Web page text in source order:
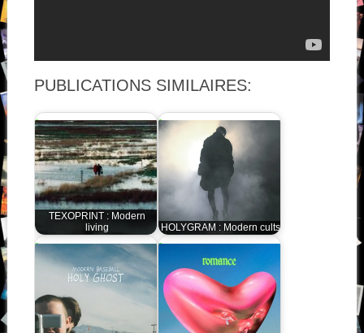
PUBLICATIONS SIMILAIRES:
TEXOPRINT : Modern
living
HOLYGRAM : Modern cults